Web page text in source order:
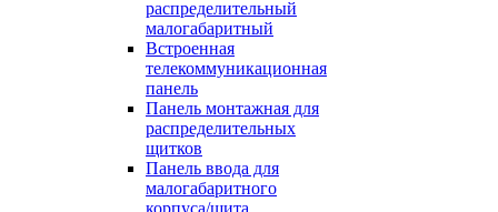
распределительный
малогабаритный
Встроенная
телекоммуникационная
панель
Панель монтажная для
распределительных
щитков
Панель ввода для
малогабаритного
корпуса/щита